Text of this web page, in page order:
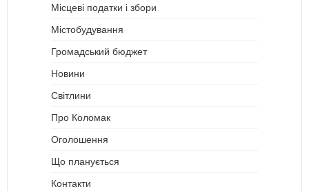
Місцеві податки і збори
Містобудування
Громадський бюджет
Новини
Світлини
Про Коломак
Оголошення
Що планується
Контакти